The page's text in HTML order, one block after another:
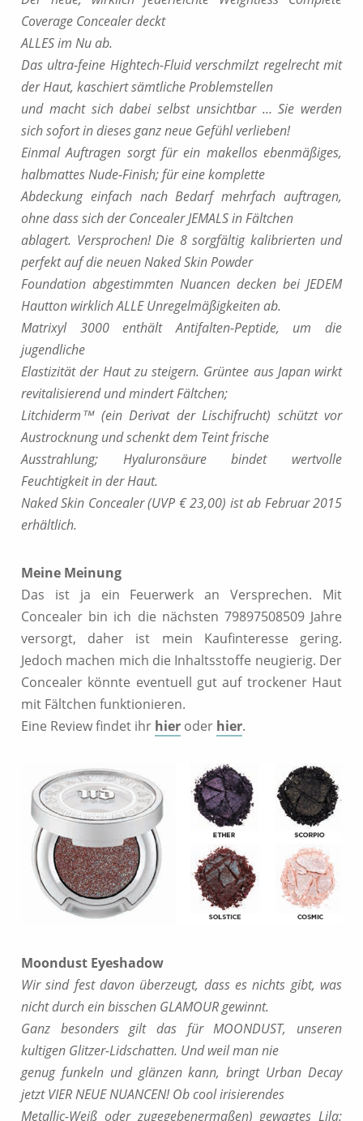
Coverage Concealer deckt
ALLES im Nu ab.
Das ultra-feine Hightech-Fluid verschmilzt regelrecht mit
der Haut, kaschiert sämtliche Problemstellen
und macht sich dabei selbst unsichtbar … Sie werden
sich sofort in dieses ganz neue Gefühl verlieben!
Einmal Auftragen sorgt für ein makellos ebenmäßiges,
halbmattes Nude-Finish; für eine komplette
Abdeckung einfach nach Bedarf mehrfach auftragen,
ohne dass sich der Concealer JEMALS in Fältchen
ablagert. Versprochen! Die 8 sorgfältig kalibrierten und
perfekt auf die neuen Naked Skin Powder
Foundation abgestimmten Nuancen decken bei JEDEM
Hautton wirklich ALLE Unregelmäßigkeiten ab.
Matrixyl 3000 enthält Antifalten-Peptide, um die
jugendliche
Elastizität der Haut zu steigern. Grüntee aus Japan wirkt
revitalisierend und mindert Fältchen;
Litchiderm™ (ein Derivat der Lischifrucht) schützt vor
Austrocknung und schenkt dem Teint frische
Ausstrahlung; Hyaluronsäure bindet wertvolle
Feuchtigkeit in der Haut.
Naked Skin Concealer (UVP € 23,00) ist ab Februar 2015
erhältlich.
Meine Meinung
Das ist ja ein Feuerwerk an Versprechen. Mit
Concealer bin ich die nächsten 79897508509 Jahre
versorgt, daher ist mein Kaufinteresse gering.
Jedoch machen mich die Inhaltsstoffe neugierig. Der
Concealer könnte eventuell gut auf trockener Haut
mit Fältchen funktionieren.
Eine Review findet ihr hier oder hier.
Moondust Eyeshadow
Wir sind fest davon überzeugt, dass es nichts gibt, was
nicht durch ein bisschen GLAMOUR gewinnt.
Ganz besonders gilt das für MOONDUST, unseren
kultigen Glitzer-Lidschatten. Und weil man nie
genug funkeln und glänzen kann, bringt Urban Decay
jetzt VIER NEUE NUANCEN! Ob cool irisierendes
Metallic-Weiß oder zugegebenermaßen) gewagtes Lila: